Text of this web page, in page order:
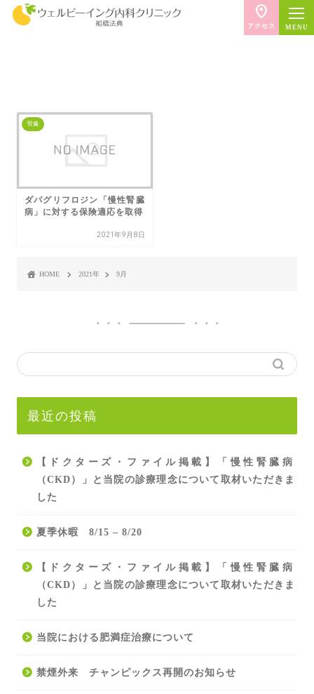
アクセス
腎臓
ダパグリフロジン「慢性腎臓
病」に対する保険適応を取得
2021年9月8日
HOME 2021年 9月
最近の投稿
【ドクターズ・ファイル掲載】「慢性腎臓病
（CKD）」と当院の診療理念について取材いただきま
した
夏季休暇 8/15 – 8/20
【ドクターズ・ファイル掲載】「慢性腎臓病
（CKD）」と当院の診療理念について取材いただきま
した
当院における肥満症治療について
禁煙外来 チャンピックス再開のお知らせ